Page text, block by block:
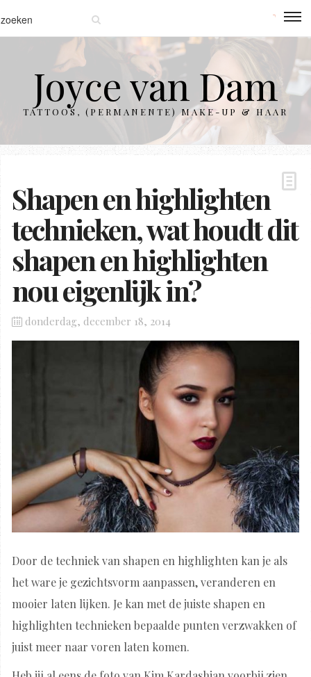
Joyce van Dam
TATTOOS, (PERMANENTE) MAKE-UP & HAAR
Shapen en highlighten
technieken, wat houdt dit
shapen en highlighten
nou eigenlijk in?
Posted
on
donderdag, december 18, 2014
Door de techniek van shapen en highlighten kan je als
het ware je gezichtsvorm aanpassen, veranderen en
mooier laten lijken. Je kan met de juiste shapen en
highlighten technieken bepaalde punten verzwakken of
juist meer naar voren laten komen.